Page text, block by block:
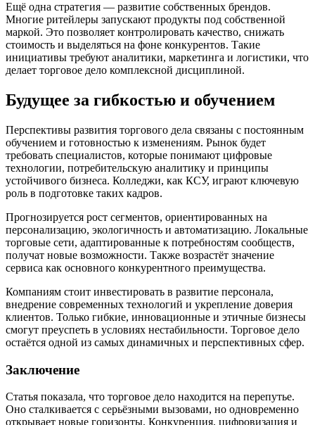
Ещё одна стратегия — развитие собственных брендов.
Многие ритейлеры запускают продукты под собственной
маркой. Это позволяет контролировать качество, снижать
стоимость и выделяться на фоне конкурентов. Такие
инициативы требуют аналитики, маркетинга и логистики, что
делает торговое дело комплексной дисциплиной.
Будущее за гибкостью и обучением
Перспективы развития торгового дела связаны с постоянным
обучением и готовностью к изменениям. Рынок будет
требовать специалистов, которые понимают цифровые
технологии, потребительскую аналитику и принципы
устойчивого бизнеса. Колледжи, как КСУ, играют ключевую
роль в подготовке таких кадров.
Прогнозируется рост сегментов, ориентированных на
персонализацию, экологичность и автоматизацию. Локальные
торговые сети, адаптированные к потребностям сообществ,
получат новые возможности. Также возрастёт значение
сервиса как основного конкурентного преимущества.
Компаниям стоит инвестировать в развитие персонала,
внедрение современных технологий и укрепление доверия
клиентов. Только гибкие, инновационные и этичные бизнесы
смогут преуспеть в условиях нестабильности. Торговое дело
остаётся одной из самых динамичных и перспективных сфер.
Заключение
Статья показала, что торговое дело находится на перепутье.
Оно сталкивается с серьёзными вызовами, но одновременно
открывает новые горизонты. Конкуренция, цифровизация и